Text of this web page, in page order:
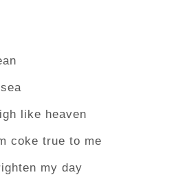
like heaven
coke true to me
my day